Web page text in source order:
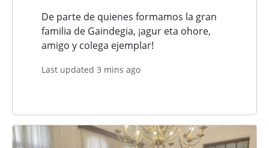
De parte de quienes formamos la gran
familia de Gaindegia, ¡agur eta ohore,
amigo y colega ejemplar!
Last updated 3 mins ago